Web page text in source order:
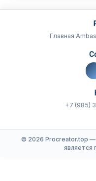
Главная
+7 (985)
© 2026 Procreator.top —
является